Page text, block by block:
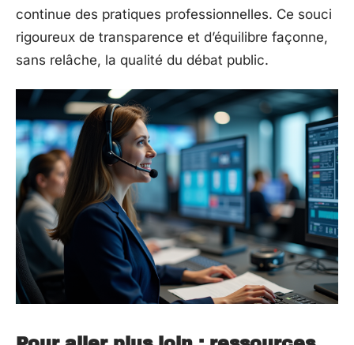
continue des pratiques professionnelles. Ce souci
rigoureux de transparence et d’équilibre façonne,
sans relâche, la qualité du débat public.